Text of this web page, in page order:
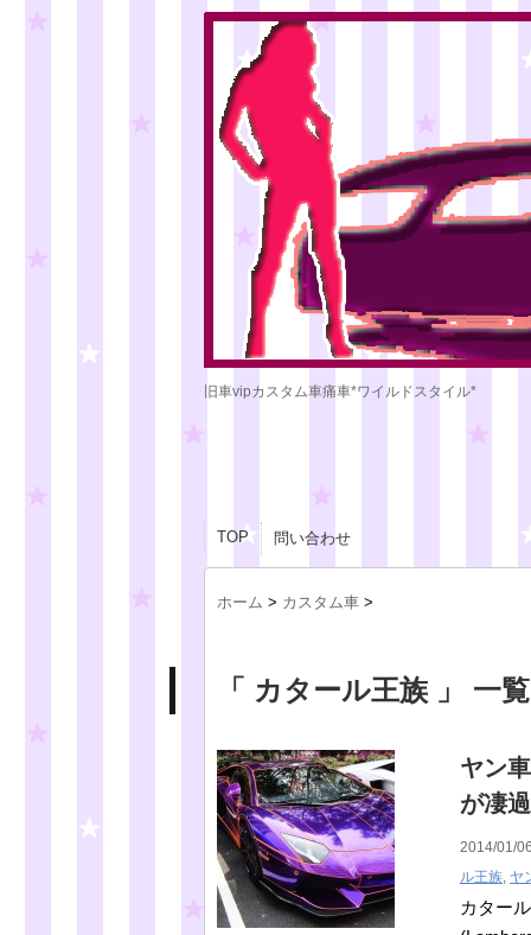
旧車vipカスタム車痛車*ワイルドスタイル*
TOP 問い合わせ
ホーム > カスタム車 >
「 カタール王族 」 一覧
ヤン
が凄
2014/01/
ル王族, ヤ
カター